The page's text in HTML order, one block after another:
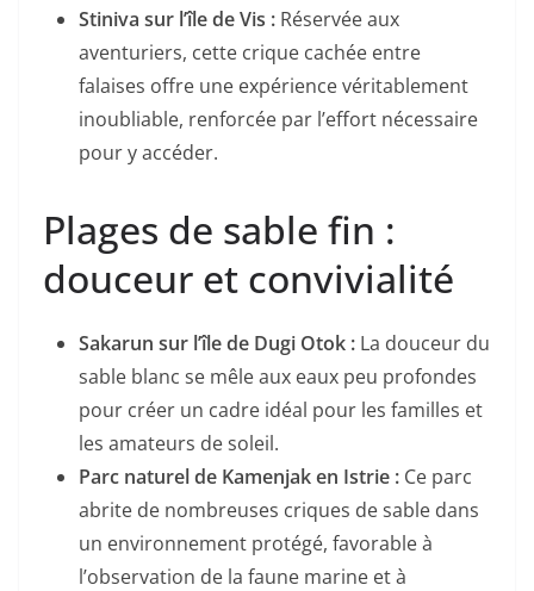
Stiniva sur l’île de Vis : Réservée aux
aventuriers, cette crique cachée entre
falaises offre une expérience véritablement
inoubliable, renforcée par l’effort nécessaire
pour y accéder.
Plages de sable fin :
douceur et convivialité
Sakarun sur l’île de Dugi Otok : La douceur du
sable blanc se mêle aux eaux peu profondes
pour créer un cadre idéal pour les familles et
les amateurs de soleil.
Parc naturel de Kamenjak en Istrie : Ce parc
abrite de nombreuses criques de sable dans
un environnement protégé, favorable à
l’observation de la faune marine et à